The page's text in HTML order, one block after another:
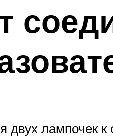
двух лампочек